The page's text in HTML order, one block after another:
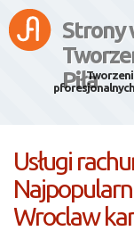
Strony
Piła
Usługi
Wroclaw